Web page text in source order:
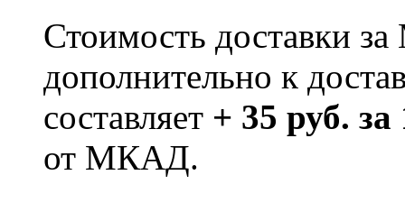
Стоимость доставки
дополнительно к
составляет + 35 руб.
от МКАД.